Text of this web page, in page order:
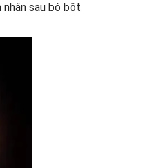
nhân sau bó bột